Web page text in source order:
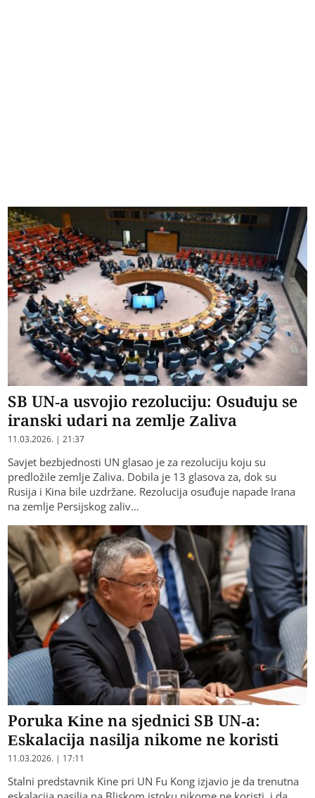
SB UN-a usvojio rezoluciju: Osuđuju se
iranski udari na zemlje Zaliva
11.03.2026. | 21:37
Savjet bezbjednosti UN glasao je za rezoluciju koju su
predložile zemlje Zaliva. Dobila je 13 glasova za, dok su
Rusija i Kina bile uzdržane. Rezolucija osuđuje napade Irana
na zemlje Persijskog zaliv…
Poruka Kine na sjednici SB UN-a:
Eskalacija nasilja nikome ne koristi
11.03.2026. | 17:11
Stalni predstavnik Kine pri UN Fu Kong izjavio je da trenutna